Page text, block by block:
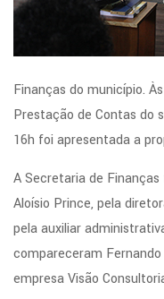
Finanças do município.
Prestação de Contas do
16h foi apresentada a
A Secretaria de
Aloísio Prince, pela
pela auxiliar
compareceram
empresa Visão